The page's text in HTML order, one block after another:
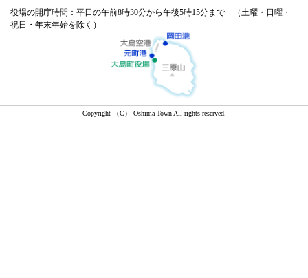
役場の開庁時間：平日の午前8時30分から午後5時15分まで （土曜・日曜・
祝日・年末年始を除く）
Copyright （C） Oshima Town All rights reserved.